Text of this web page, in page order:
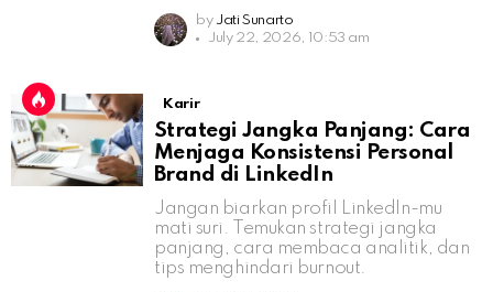
by Jati Sunarto
July 22, 2026, 10:53 am
Karir
Strategi Jangka Panjang: Cara
Menjaga Konsistensi Personal
Brand di LinkedIn
Jangan biarkan profil LinkedIn-mu
mati suri. Temukan strategi jangka
panjang, cara membaca analitik, dan
tips menghindari burnout.